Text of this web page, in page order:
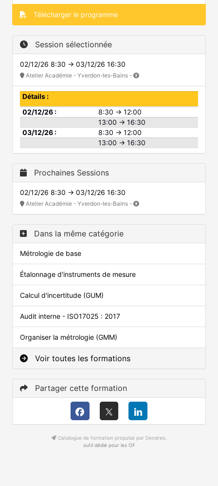
Télécharger le programme
Session sélectionnée
02/12/26 8:30 → 03/12/26 16:30
Atelier Académie - Yverdon-les-Bains -
Détails :
02/12/26 :
8:30 → 12:00
13:00 → 16:30
03/12/26 :
8:30 → 12:00
13:00 → 16:30
Prochaines Sessions
02/12/26 8:30 → 03/12/26 16:30
Atelier Académie - Yverdon-les-Bains -
Dans la même catégorie
Métrologie de base
Étalonnage d'instruments de mesure
Calcul d'incertitude (GUM)
Audit interne - ISO17025 : 2017
Organiser la métrologie (GMM)
Voir toutes les formations
Partager cette formation
Catalogue de formation propulsé par Dendreo,
outil dédié pour les OF